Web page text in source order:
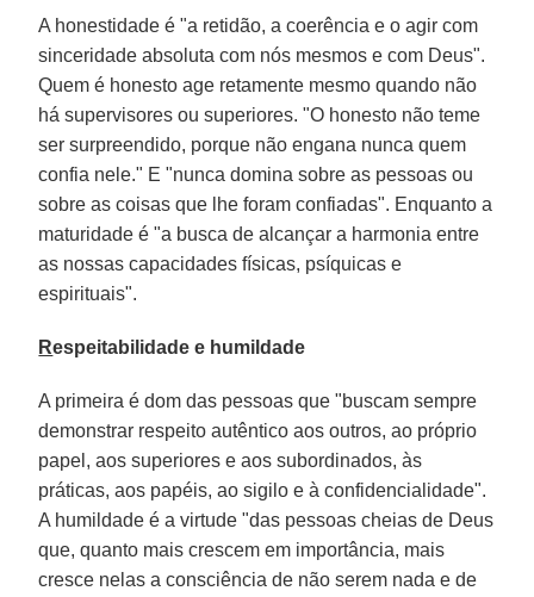
A honestidade é "a retidão, a coerência e o agir com
sinceridade absoluta com nós mesmos e com Deus".
Quem é honesto age retamente mesmo quando não
há supervisores ou superiores. "O honesto não teme
ser surpreendido, porque não engana nunca quem
confia nele." E "nunca domina sobre as pessoas ou
sobre as coisas que lhe foram confiadas". Enquanto a
maturidade é "a busca de alcançar a harmonia entre
as nossas capacidades físicas, psíquicas e
espirituais".
Respeitabilidade e humildade
A primeira é dom das pessoas que "buscam sempre
demonstrar respeito autêntico aos outros, ao próprio
papel, aos superiores e aos subordinados, às
práticas, aos papéis, ao sigilo e à confidencialidade".
A humildade é a virtude "das pessoas cheias de Deus
que, quanto mais crescem em importância, mais
cresce nelas a consciência de não serem nada e de